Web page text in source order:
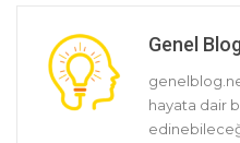
Genel
hayata dair